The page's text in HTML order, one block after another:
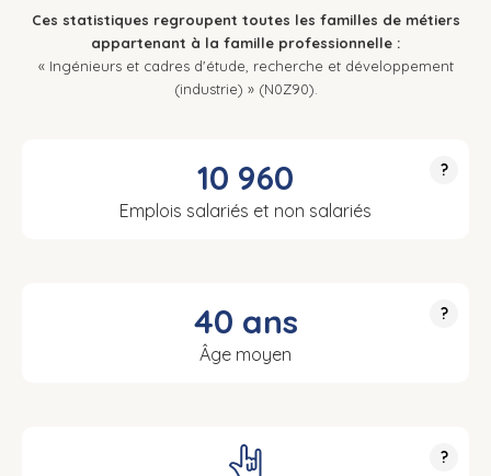
Ces statistiques regroupent toutes les familles de métiers
appartenant à la famille professionnelle :
« Ingénieurs et cadres d'étude, recherche et développement
(industrie) » (N0Z90).
?
10 960
Emplois salariés et non salariés
?
40 ans
Âge moyen
?